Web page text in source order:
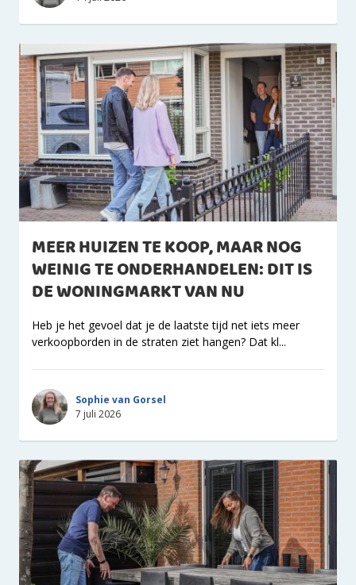
MEER HUIZEN TE KOOP, MAAR NOG
WEINIG TE ONDERHANDELEN: DIT IS
DE WONINGMARKT VAN NU
Heb je het gevoel dat je de laatste tijd net iets meer
verkoopborden in de straten ziet hangen? Dat kl...
Sophie van Gorsel
7 juli 2026